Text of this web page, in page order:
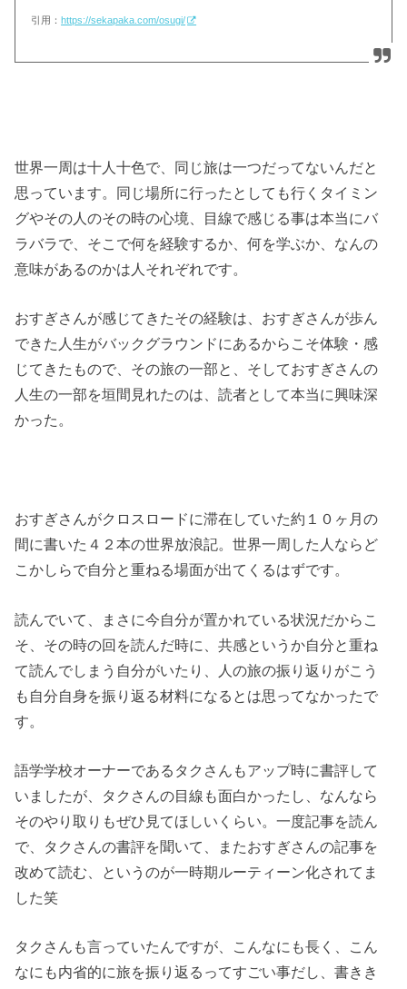
引用： https://sekapaka.com/osugi/
世界一周は十人十色で、同じ旅は一つだってないんだと
思っています。同じ場所に行ったとしても行くタイミン
グやその人のその時の心境、目線で感じる事は本当にバ
ラバラで、そこで何を経験するか、何を学ぶか、なんの
意味があるのかは人それぞれです。
おすぎさんが感じてきたその経験は、おすぎさんが歩ん
できた人生がバックグラウンドにあるからこそ体験・感
じてきたもので、その旅の一部と、そしておすぎさんの
人生の一部を垣間見れたのは、読者として本当に興味深
かった。
おすぎさんがクロスロードに滞在していた約１０ヶ月の
間に書いた４２本の世界放浪記。世界一周した人ならど
こかしらで自分と重ねる場面が出てくるはずです。
読んでいて、まさに今自分が置かれている状況だからこ
そ、その時の回を読んだ時に、共感というか自分と重ね
て読んでしまう自分がいたり、人の旅の振り返りがこう
も自分自身を振り返る材料になるとは思ってなかったで
す。
語学学校オーナーであるタクさんもアップ時に書評して
いましたが、タクさんの目線も面白かったし、なんなら
そのやり取りもぜひ見てほしいくらい。一度記事を読ん
で、タクさんの書評を聞いて、またおすぎさんの記事を
改めて読む、というのが一時期ルーティーン化されてま
した笑
タクさんも言っていたんですが、こんなにも長く、こん
なにも内省的に旅を振り返るってすごい事だし、書きき